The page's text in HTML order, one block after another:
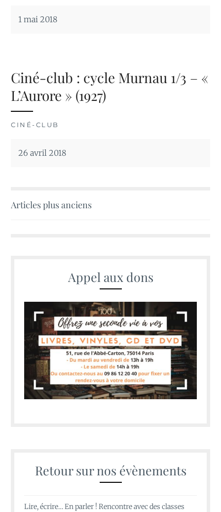
1 mai 2018
Ciné-club : cycle Murnau 1/3 – «
L’Aurore » (1927)
CINÉ-CLUB
26 avril 2018
Navigation
Articles plus anciens
Appel aux dons
Retour sur nos évènements
Lire, écrire… En parler ! Rencontre avec des classes